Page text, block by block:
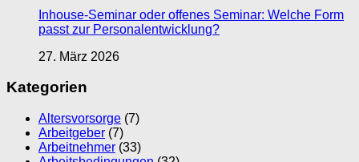
Inhouse-Seminar oder offenes Seminar: Welche Form
passt zur Personalentwicklung?
27. März 2026
Kategorien
Altersvorsorge (7)
Arbeitgeber (7)
Arbeitnehmer (33)